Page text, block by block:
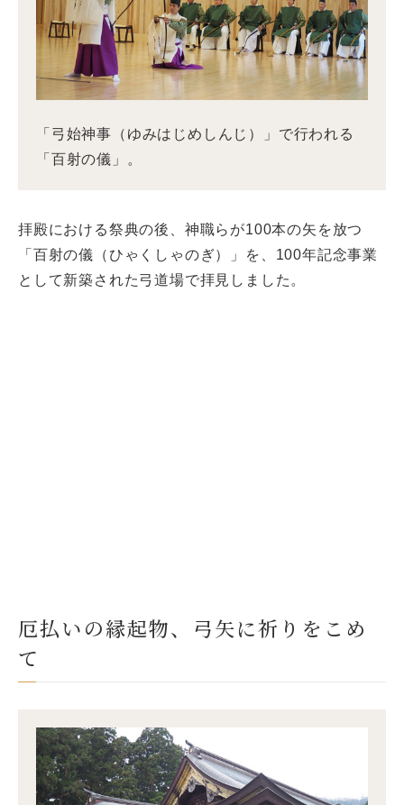
「弓始神事（ゆみはじめしんじ）」で行われる
「百射の儀」。
拝殿における祭典の後、神職らが100本の矢を放つ
「百射の儀（ひゃくしゃのぎ）」を、100年記念事業
として新築された弓道場で拝見しました。
厄払いの縁起物、弓矢に祈りをこめ
て